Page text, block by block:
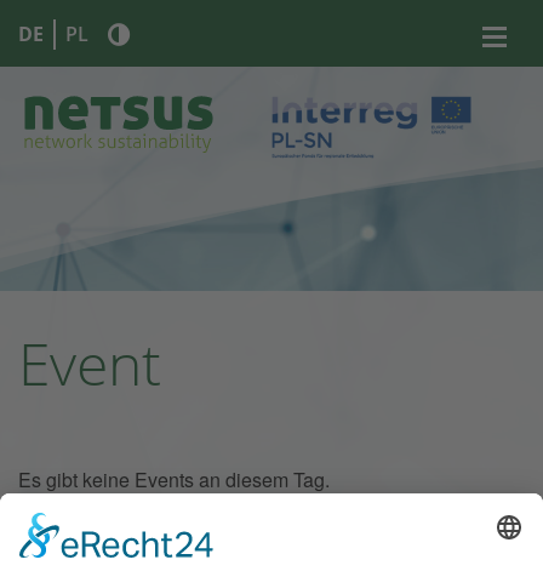
DE PL
Event
Es gibt keine Events an diesem Tag.